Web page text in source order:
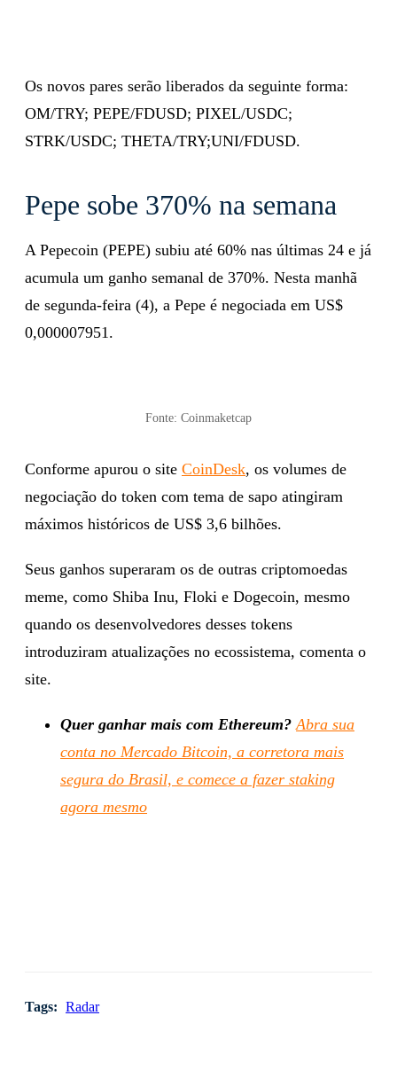
Os novos pares serão liberados da seguinte forma:
OM/TRY; PEPE/FDUSD; PIXEL/USDC;
STRK/USDC; THETA/TRY;UNI/FDUSD.
Pepe sobe 370% na semana
A Pepecoin (PEPE) subiu até 60% nas últimas 24 e já
acumula um ganho semanal de 370%. Nesta manhã
de segunda-feira (4), a Pepe é negociada em US$
0,000007951.
Fonte: Coinmaketcap
Conforme apurou o site CoinDesk, os volumes de
negociação do token com tema de sapo atingiram
máximos históricos de US$ 3,6 bilhões.
Seus ganhos superaram os de outras criptomoedas
meme, como Shiba Inu, Floki e Dogecoin, mesmo
quando os desenvolvedores desses tokens
introduziram atualizações no ecossistema, comenta o
site.
Quer ganhar mais com Ethereum? Abra sua
conta no Mercado Bitcoin, a corretora mais
segura do Brasil, e comece a fazer staking
agora mesmo
Tags: Radar